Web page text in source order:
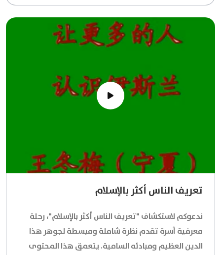
تعريف الناس أكثر بالإسلام
ندعوكم لاستكشاف "تعريف الناس أكثر بالإسلام"، رحلة
معرفية آسرة تقدم نظرة شاملة ومبسطة لجوهر هذا
الدين العظيم ومبادئه السامية. يتعمق هذا المحتوى